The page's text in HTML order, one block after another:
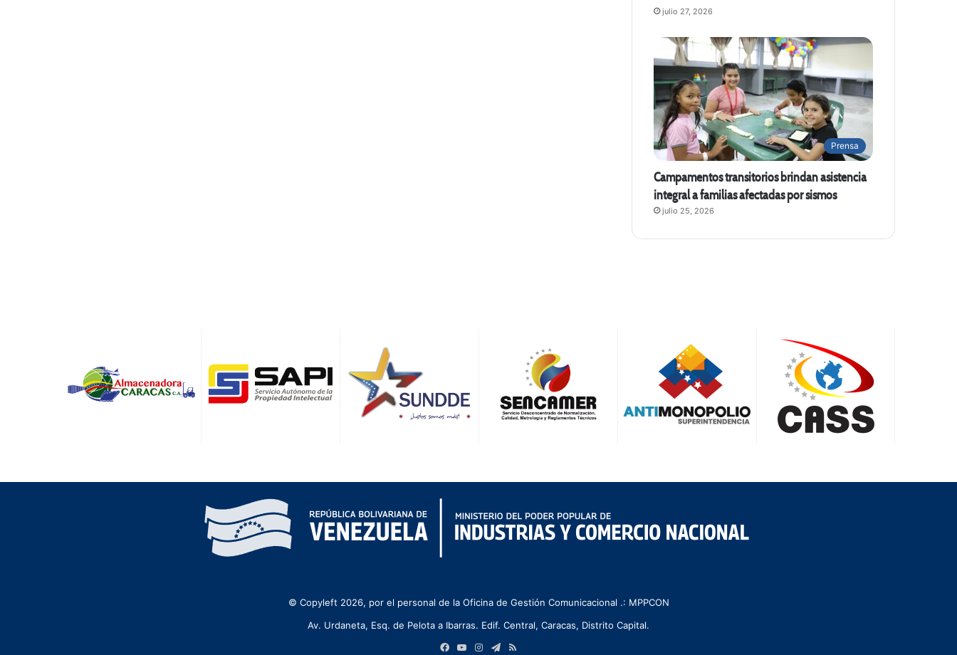
julio 27, 2026
Prensa
Campamentos transitorios brindan asistencia
integral a familias afectadas por sismos
julio 25, 2026
© Copyleft 2026, por el personal de la Oficina de Gestión Comunicacional .: MPPCON
Av. Urdaneta, Esq. de Pelota a Ibarras. Edif. Central, Caracas, Distrito Capital.
Facebook
YouTubeInstagram
Telegram